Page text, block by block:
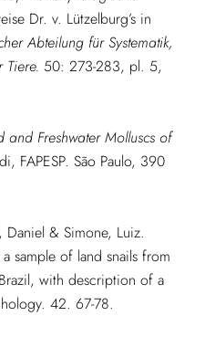
Dr. v. Lützelburg’s in
Abteilung für Systematik,
50: 273-283, pl. 5,
and Freshwater Molluscs of
FAPESP. São Paulo, 390
Daniel & Simone, Luiz.
sample of land snails from
with description of a
42. 67-78.